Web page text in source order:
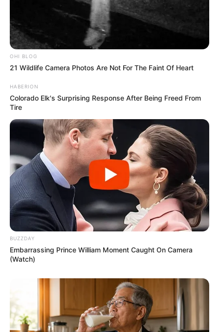
OHI BLOG
21 Wildlife Camera Photos Are Not For The Faint Of Heart
HABERION
Colorado Elk's Surprising Response After Being Freed From
Tire
BUZZDAY
Embarrassing Prince William Moment Caught On Camera
(Watch)